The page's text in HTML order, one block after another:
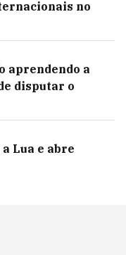
no
aprendendo a
disputar o
Lua e abre